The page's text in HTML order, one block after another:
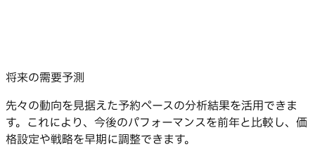
将来の需要予測
先々の動向を見据えた予約ペースの分析結果を活用できま
す。これにより、今後のパフォーマンスを前年と比較し、価
格設定や戦略を早期に調整できます。